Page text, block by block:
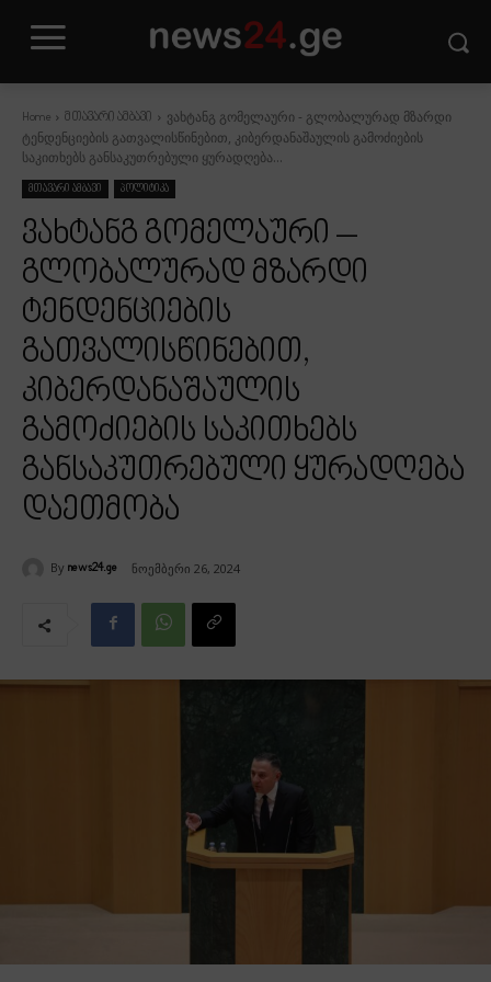
Home მთავარი ამბავი
ვახტანგ გომელაური - გლობალურად მზარდი
ტენდენციების გათვალისწინებით, კიბერდანაშაულის გამოძიების
საკითხებს განსაკუთრებული ყურადღება...
მთავარი ამბავი პოლიტიკა
ვახტანგ გომელაური –
გლობალურად მზარდი
ტენდენციების
გათვალისწინებით,
კიბერდანაშაულის
გამოძიების საკითხებს
განსაკუთრებული ყურადღება
დაეთმობა
By news24.ge ნოემბერი 26, 2024